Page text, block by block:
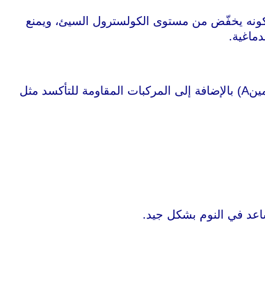
كونه يخفّض من مستوى الكولسترول السيئ، ويمنع
كشف العلماء عن أن الاستهلاك المنتظم للكرز الأحمر يساهم في محاربة الأمراض السرطانية لاحتوائه على نسبة عالية من بيتا كاروتين (فيتامينA) بالإضافة إلى المركبات المقاومة للتأكسد مثل
في النوم بشكل جيد.